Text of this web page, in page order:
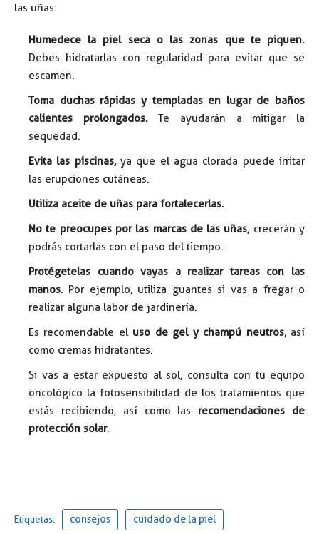
las uñas:
Humedece la piel seca o las zonas que te piquen.
Debes hidratarlas con regularidad para evitar que se
escamen.
Toma duchas rápidas y templadas en lugar de baños
calientes prolongados.Te ayudarán a mitigar la
sequedad.
Evita las piscinas,ya que el agua clorada puede irritar
las erupciones cutáneas.
Utiliza aceite de uñas para fortalecerlas.
No te preocupes por las marcas de las uñas, crecerán y
podrás cortarlas con el paso del tiempo.
Protégetelas cuando vayas a realizar tareas con las
manos. Por ejemplo, utiliza guantes si vas a fregar o
realizar alguna labor de jardinería.
Es recomendable el uso de gel y champú neutros, así
como cremas hidratantes.
Si vas a estar expuesto al sol, consulta con tu equipo
oncológico la fotosensibilidad de los tratamientos que
estás recibiendo, así como las recomendaciones de
protección solar.
Etiquetas: consejos cuidado de la piel